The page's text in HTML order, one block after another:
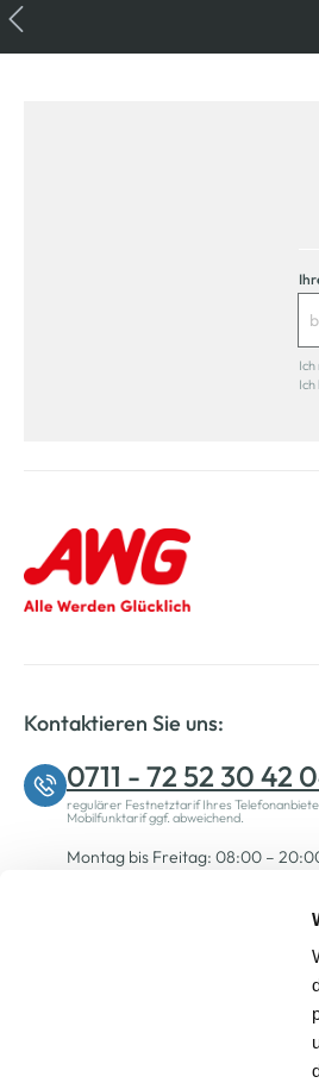
Ich
Kontaktieren Sie uns:
0711 - 72 52 30 42
regulärer Festnetztarif Ihres
Mobilfunktarif ggf. abweichend.
Montag bis Freitag: 08:00 –